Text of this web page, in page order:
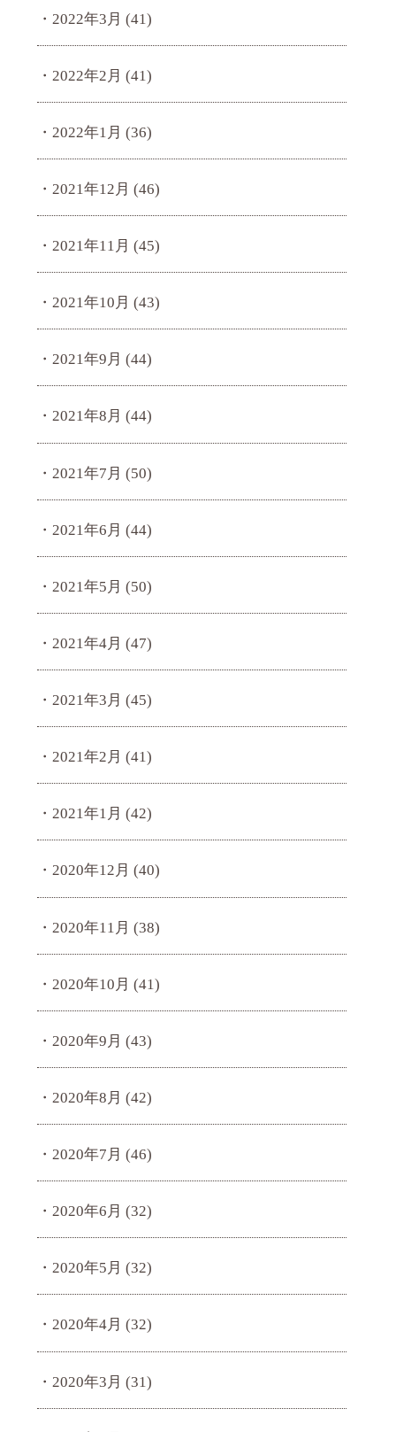
2022年3月 (41)
2022年2月 (41)
2022年1月 (36)
2021年12月 (46)
2021年11月 (45)
2021年10月 (43)
2021年9月 (44)
2021年8月 (44)
2021年7月 (50)
2021年6月 (44)
2021年5月 (50)
2021年4月 (47)
2021年3月 (45)
2021年2月 (41)
2021年1月 (42)
2020年12月 (40)
2020年11月 (38)
2020年10月 (41)
2020年9月 (43)
2020年8月 (42)
2020年7月 (46)
2020年6月 (32)
2020年5月 (32)
2020年4月 (32)
2020年3月 (31)